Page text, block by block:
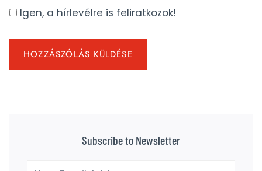
Igen, a hírlevélre is feliratkozok!
Subscribe to Newsletter